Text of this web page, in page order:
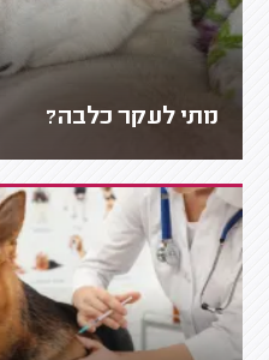
מתי לעקר כלבה?